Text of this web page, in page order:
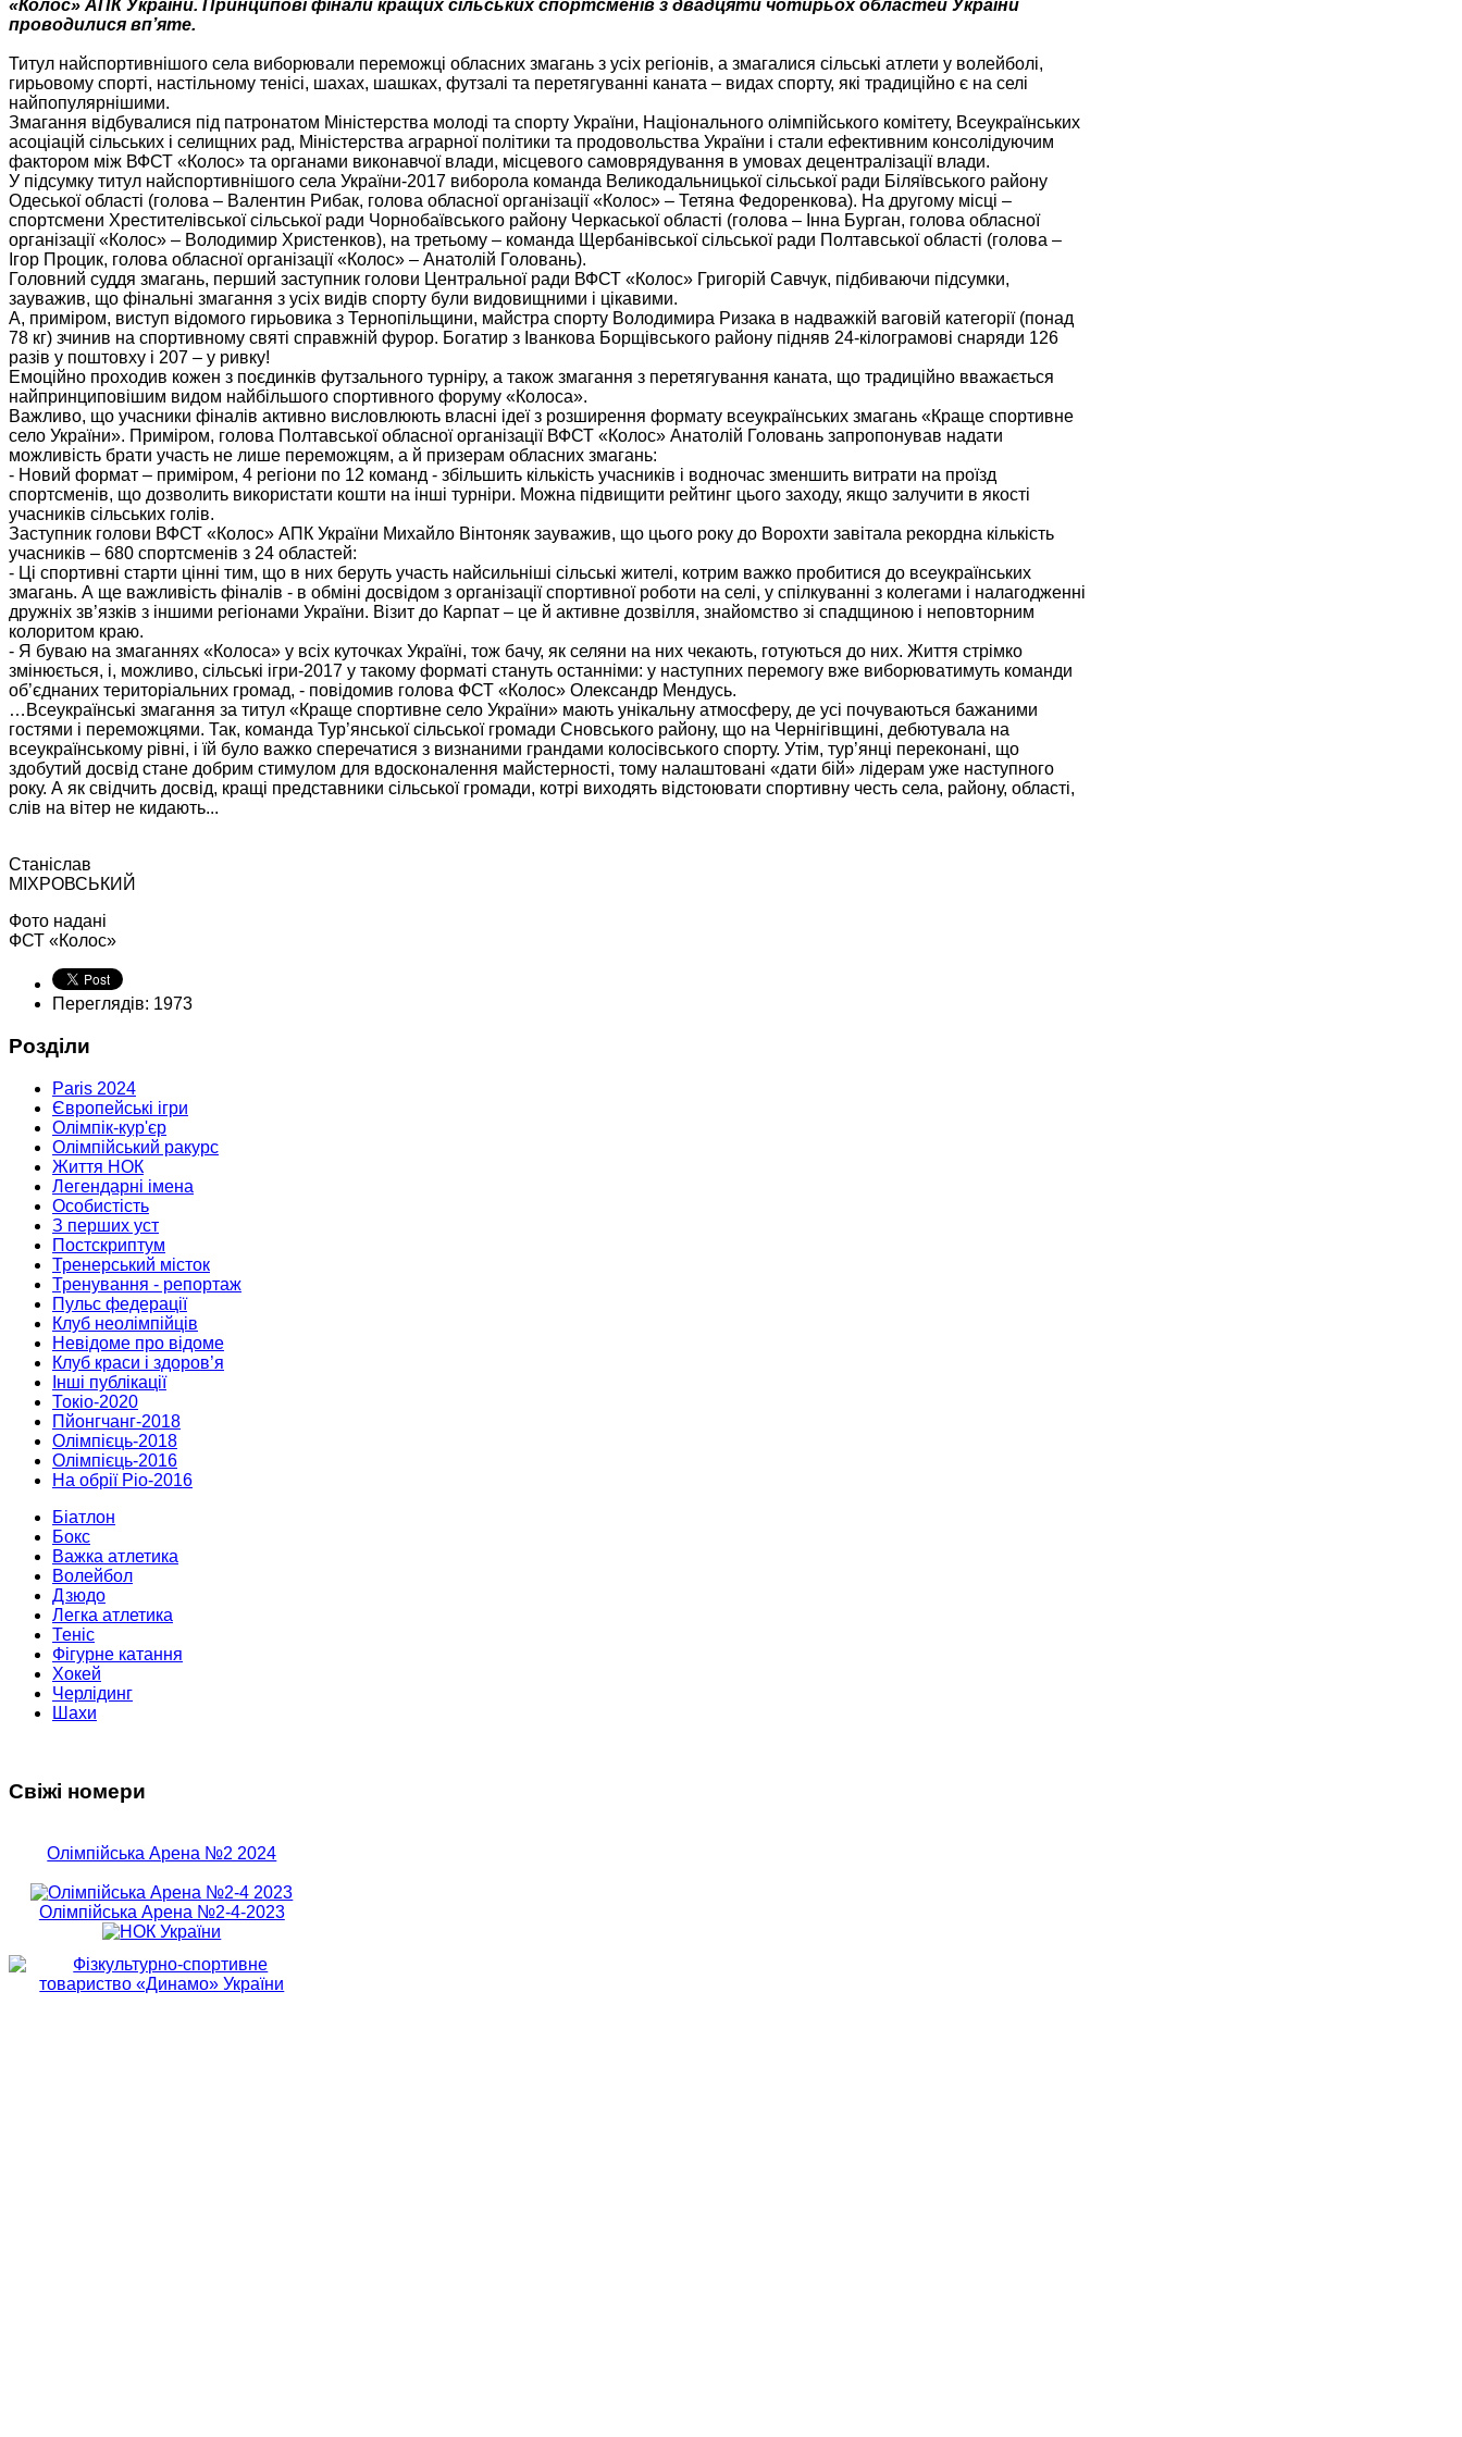
«Колос» АПК України. Принципові фінали кращих сільських спортсменів з двадцяти чотирьох областей України
проводилися вп’яте.
Титул найспортивнішого села виборювали переможці обласних змагань з усіх регіонів, а змагалися сільські атлети у волейболі,
гирьовому спорті, настільному тенісі, шахах, шашках, футзалі та перетягуванні каната – видах спорту, які традиційно є на селі
найпопулярнішими.
Змагання відбувалися під патронатом Міністерства молоді та спорту України, Національного олімпійського комітету, Всеукраїнських
асоціацій сільських і селищних рад, Міністерства аграрної політики та продовольства України і стали ефективним консолідуючим
фактором між ВФСТ «Колос» та органами виконавчої влади, місцевого самоврядування в умовах децентралізації влади.
У підсумку титул найспортивнішого села України-2017 виборола команда Великодальницької сільської ради Біляївського району
Одеської області (голова – Валентин Рибак, голова обласної організації «Колос» – Тетяна Федоренкова). На другому місці –
спортсмени Хрестителівської сільської ради Чорнобаївського району Черкаської області (голова – Інна Бурган, голова обласної
організації «Колос» – Володимир Христенков), на третьому – команда Щербанівської сільської ради Полтавської області (голова –
Ігор Процик, голова обласної організації «Колос» – Анатолій Головань).
Головний суддя змагань, перший заступник голови Центральної ради ВФСТ «Колос» Григорій Савчук, підбиваючи підсумки,
зауважив, що фінальні змагання з усіх видів спорту були видовищними і цікавими.
А, приміром, виступ відомого гирьовика з Тернопільщини, майстра спорту Володимира Ризака в надважкій ваговій категорії (понад
78 кг) зчинив на спортивному святі справжній фурор. Богатир з Іванкова Борщівського району підняв 24-кілограмові снаряди 126
разів у поштовху і 207 – у ривку!
Емоційно проходив кожен з поєдинків футзального турніру, а також змагання з перетягування каната, що традиційно вважається
найпринциповішим видом найбільшого спортивного форуму «Колоса».
Важливо, що учасники фіналів активно висловлюють власні ідеї з розширення формату всеукраїнських змагань «Краще спортивне
село України». Приміром, голова Полтавської обласної організації ВФСТ «Колос» Анатолій Головань запропонував надати
можливість брати участь не лише переможцям, а й призерам обласних змагань:
- Новий формат – приміром, 4 регіони по 12 команд - збільшить кількість учасників і водночас зменшить витрати на проїзд
спортсменів, що дозволить використати кошти на інші турніри. Можна підвищити рейтинг цього заходу, якщо залучити в якості
учасників сільських голів.
Заступник голови ВФСТ «Колос» АПК України Михайло Вінтоняк зауважив, що цього року до Ворохти завітала рекордна кількість
учасників – 680 спортсменів з 24 областей:
- Ці спортивні старти цінні тим, що в них беруть участь найсильніші сільські жителі, котрим важко пробитися до всеукраїнських
змагань. А ще важливість фіналів - в обміні досвідом з організації спортивної роботи на селі, у спілкуванні з колегами і налагодженні
дружніх зв’язків з іншими регіонами України. Візит до Карпат – це й активне дозвілля, знайомство зі спадщиною і неповторним
колоритом краю.
- Я буваю на змаганнях «Колоса» у всіх куточках Україні, тож бачу, як селяни на них чекають, готуються до них. Життя стрімко
змінюється, і, можливо, сільські ігри-2017 у такому форматі стануть останніми: у наступних перемогу вже виборюватимуть команди
об’єднаних територіальних громад, - повідомив голова ФСТ «Колос» Олександр Мендусь.
…Всеукраїнські змагання за титул «Краще спортивне село України» мають унікальну атмосферу, де усі почуваються бажаними
гостями і переможцями. Так, команда Тур’янської сільської громади Сновського району, що на Чернігівщині, дебютувала на
всеукраїнському рівні, і їй було важко сперечатися з визнаними грандами колосівського спорту. Утім, тур’янці переконані, що
здобутий досвід стане добрим стимулом для вдосконалення майстерності, тому налаштовані «дати бій» лідерам уже наступного
року. А як свідчить досвід, кращі представники сільської громади, котрі виходять відстоювати спортивну честь села, району, області,
слів на вітер не кидають...
Станіслав
МІХРОВСЬКИЙ
Фото надані
ФСТ «Колос»
Переглядів: 1973
Розділи
Paris 2024
Європейські ігри
Олімпік-кур'єр
Олімпійський ракурс
Життя НОК
Легендарні імена
Особистість
З перших уст
Постскриптум
Тренерський місток
Тренування - репортаж
Пульс федерації
Клуб неолімпійців
Невідоме про відоме
Клуб краси і здоров’я
Інші публікації
Токіо-2020
Пйонгчанг-2018
Олімпієць-2018
Олімпієць-2016
На обрії Ріо-2016
Біатлон
Бокс
Важка атлетика
Волейбол
Дзюдо
Легка атлетика
Теніс
Фігурне катання
Хокей
Черлідинг
Шахи
Свіжі номери
Олімпійська Арена №2 2024
Олімпійська Арена №2-4-2023